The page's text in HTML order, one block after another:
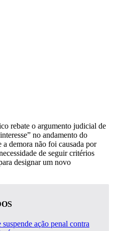
rebate o argumento judicial de
no andamento do
a demora não foi causada por
de seguir critérios
designar um novo
ação penal contra